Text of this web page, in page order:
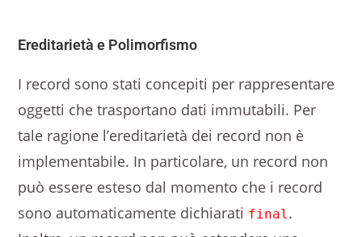
Ereditarietà e Polimorfismo
I record sono stati concepiti per rappresentare
oggetti che trasportano dati immutabili. Per
tale ragione l’ereditarietà dei record non è
implementabile. In particolare, un record non
può essere esteso dal momento che i record
sono automaticamente dichiarati final.